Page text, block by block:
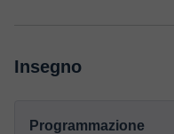
Insegno
Programmazione